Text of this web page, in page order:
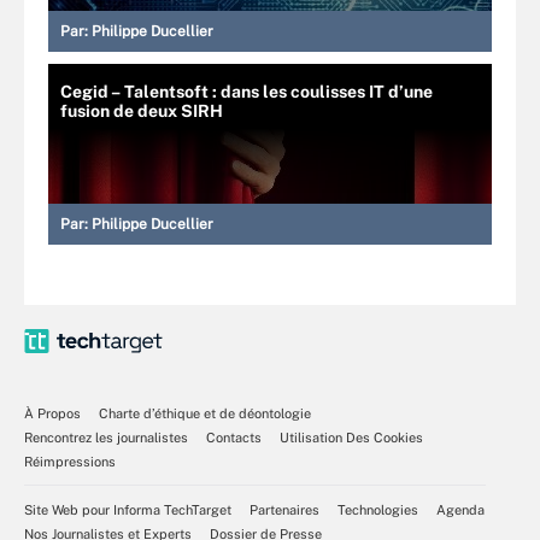
Par: Philippe Ducellier
Cegid – Talentsoft : dans les coulisses IT d’une
fusion de deux SIRH
Par: Philippe Ducellier
À Propos
Charte d’éthique et de déontologie
Rencontrez les journalistes
Contacts
Utilisation Des Cookies
Réimpressions
Site Web pour Informa TechTarget Partenaires Technologies
Agenda
Nos Journalistes et Experts
Dossier de Presse